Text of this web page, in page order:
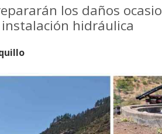
los daños
hidráulica